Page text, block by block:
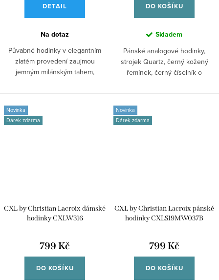
DETAIL
Na dotaz
Půvabné hodinky v elegantním
zlatém provedení zaujmou
jemným milánským tahem,
DO KOŠÍKU
Skladem
Pánské analogové hodinky,
strojek Quartz, černý kožený
řemínek, černý číselník o
Novinka
Dárek zdarma
CXL by Christian Lacroix dámské
hodinky CXLW316
799 Kč
DO KOŠÍKU
Novinka
Dárek zdarma
CXL by Christian Lacroix pánské
hodinky CXLS19MW037B
799 Kč
DO KOŠÍKU